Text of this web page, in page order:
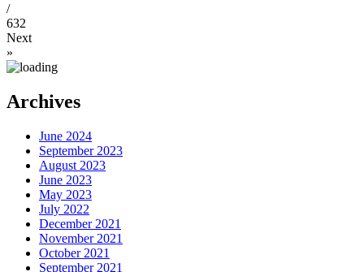
/
632
Next
»
Archives
June 2024
September 2023
August 2023
June 2023
May 2023
July 2022
December 2021
November 2021
October 2021
September 2021